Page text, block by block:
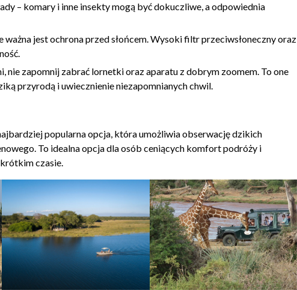
– komary i inne insekty mogą być dokuczliwe, a odpowiednia
ważna jest ochrona przed słońcem. Wysoki filtr przeciwsłoneczny oraz
nie zapomnij zabrać lornetki oraz aparatu z dobrym zoomem. To one
przyrodą i uwiecznienie niezapomnianych chwil.
popularna opcja, która umożliwia obserwację dzikich
To idealna opcja dla osób ceniących komfort podróży i
czasie.